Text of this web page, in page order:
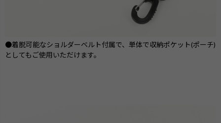
●着脱可能なショルダーベルト付属で、単体で収納ポケット(ポーチ)
としてもご使用いただけます。